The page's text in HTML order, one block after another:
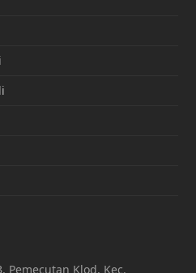
Pemecutan Klod, Kec.